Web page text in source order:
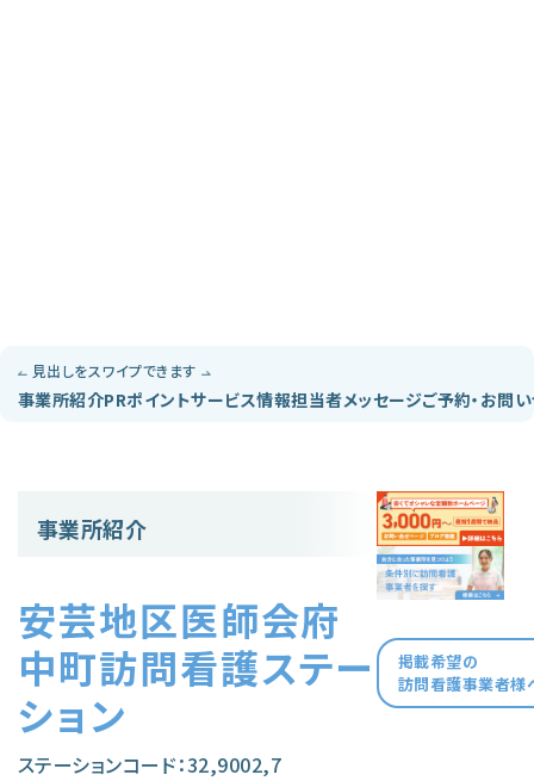
見出しをスワイプできます
事業所紹介PRポイントサービス情報担当者メッセージご予約・お問
事業所紹介
安芸地区医師会府
中町訪問看護ステー
ション
ステーションコード：32,9002,7
掲載希望の
訪問看護事業者様